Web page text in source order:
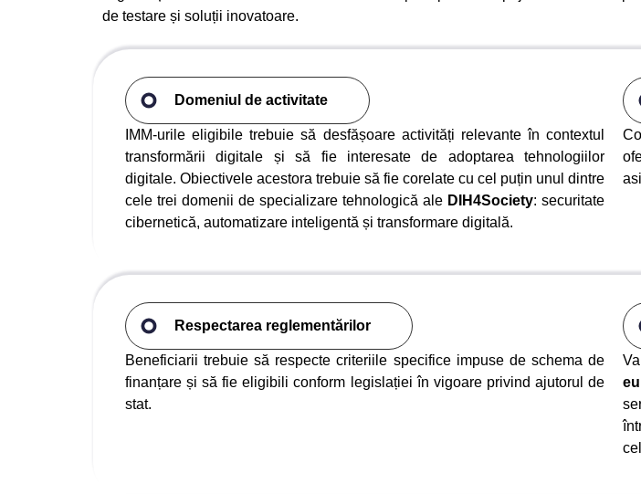
de testare și soluții inovatoare.
Domeniul de activitate
IMM-urile eligibile trebuie să desfășoare activități relevante în contextul
transformării digitale și să fie interesate de adoptarea tehnologiilor
digitale. Obiectivele acestora trebuie să fie corelate cu cel puțin unul dintre
cele trei domenii de specializare tehnologică ale DIH4Society: securitate
cibernetică, automatizare inteligentă și transformare digitală.
Respectarea reglementărilor
Beneficiarii trebuie să respecte criteriile specifice impuse de schema de
finanțare și să fie eligibili conform legislației în vigoare privind ajutorul de
stat.